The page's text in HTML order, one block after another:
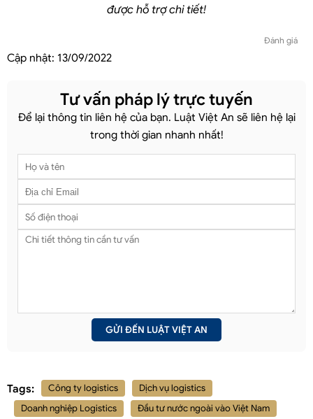
được hỗ trợ chi tiết!
Đánh giá
Cập nhật: 13/09/2022
Tư vấn pháp lý trực tuyến
Để lại thông tin liên hệ của bạn. Luật Việt An sẽ liên hệ lại
trong thời gian nhanh nhất!
Tags: Công ty logistics
Dịch vụ logistics
Doanh nghiệp Logistics
Đầu tư nước ngoài vào Việt Nam